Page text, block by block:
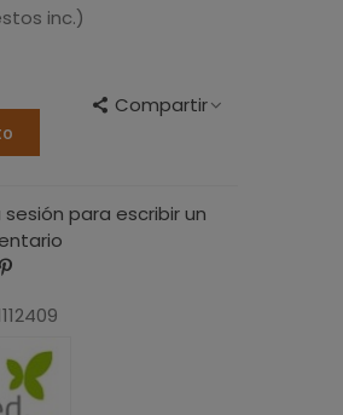
inc.)
Compartir
sesión para escribir un